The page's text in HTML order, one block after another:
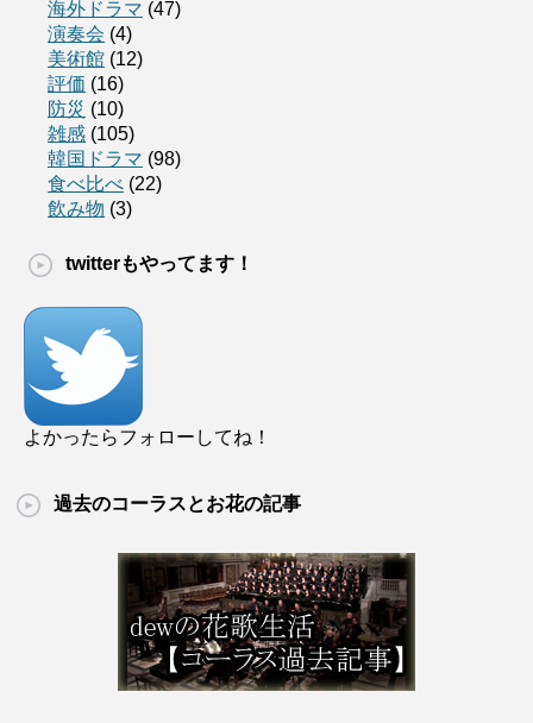
海外ドラマ (47)
演奏会 (4)
美術館 (12)
評価 (16)
防災 (10)
雑感 (105)
韓国ドラマ (98)
食べ比べ (22)
飲み物 (3)
twitterもやってます！
よかったらフォローしてね！
過去のコーラスとお花の記事